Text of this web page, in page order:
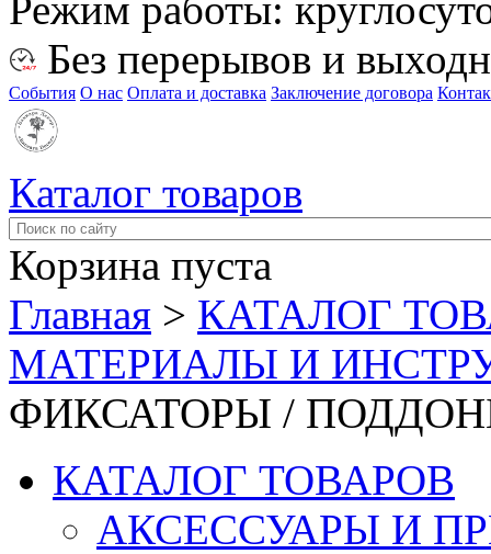
Без перерывов и
События О нас Оплата и доставка Заключение договора
Каталог товаров
Корзина пуста
Главная > КАТАЛОГ
МАТЕРИАЛЫ И
ФИКСАТОРЫ /
КАТАЛОГ ТОВАРОВ
АКСЕССУАРЫ И